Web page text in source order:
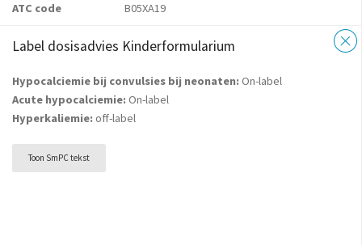
ATC code
B05XA19
Label dosisadvies Kinderformularium
Hypocalciemie bij convulsies bij neonaten: On-label
Acute hypocalciemie: On-label
Hyperkaliemie: off-label
Toon SmPC tekst